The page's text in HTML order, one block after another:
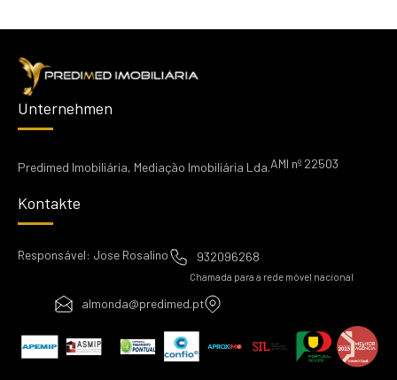
Unternehmen
Predimed Imobiliária, Mediação Imobiliária Lda.AMI nº 22503
Kontakte
Responsável: Jose Rosalino 932096268
Chamada para a rede móvel nacional
almonda@predimed.pt